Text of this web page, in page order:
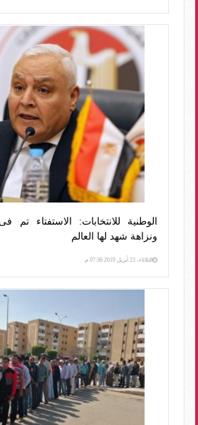
الوطنية للانتخابات: الاستفتاء تم
ونزاهة شهد لها العالم
الثلاثاء، 23 أبريل 2019 07:36 م